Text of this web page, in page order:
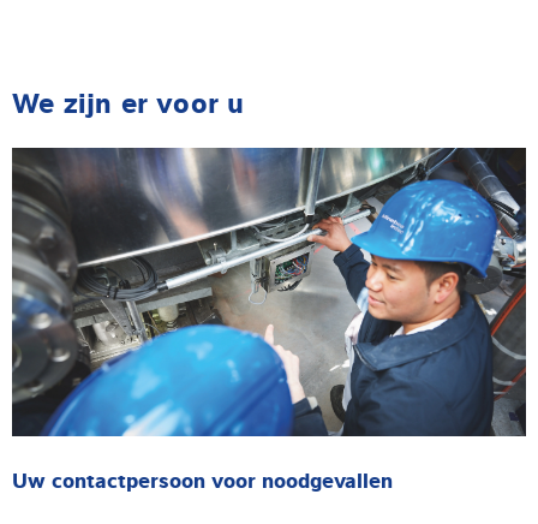
We zijn er voor u
Uw contactpersoon voor noodgevallen